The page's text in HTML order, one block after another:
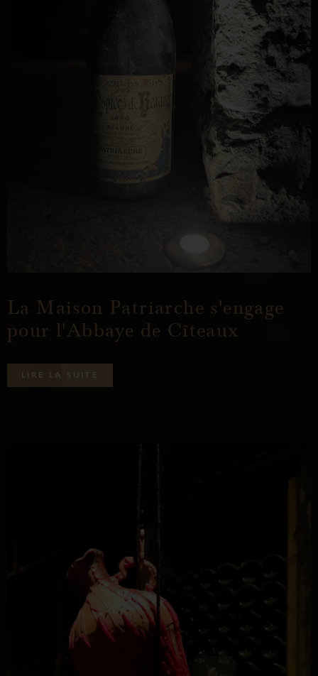
La Maison Patriarche s'engage
pour l'Abbaye de Cîteaux
L I R E LA S U IT E